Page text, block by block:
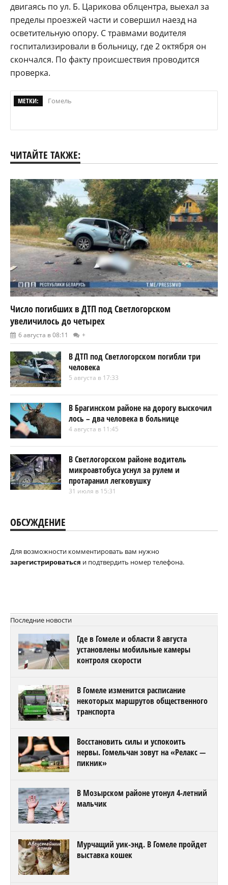
двигаясь по ул. Б. Царикова облцентра, выехал за
пределы проезжей части и совершил наезд на
осветительную опору. С травмами водителя
госпитализировали в больницу, где 2 октября он
скончался. По факту происшествия проводится
проверка.
МЕТКИ: Гомель
ЧИТАЙТЕ ТАКЖЕ:
Число погибших в ДТП под Светлогорском
увеличилось до четырех
6 августа в 08:11 +
В ДТП под Светлогорском погибли три
человека
5 августа в 17:33
В Брагинском районе на дорогу выскочил
лось – два человека в больнице
4 августа в 11:45
В Светлогорском районе водитель
микроавтобуса уснул за рулем и
протаранил легковушку
31 июля в 15:31
ОБСУЖДЕНИЕ
Для возможности комментировать вам нужно
зарегистрироваться и подтвердить номер телефона.
Последние новости
Где в Гомеле и области 8 августа
установлены мобильные камеры
контроля скорости
В Гомеле изменится расписание
некоторых маршрутов общественного
транспорта
Восстановить силы и успокоить
нервы. Гомельчан зовут на «Релакс —
пикник»
В Мозырском районе утонул 4-летний
мальчик
Мурчащий уик-энд. В Гомеле пройдет
выставка кошек